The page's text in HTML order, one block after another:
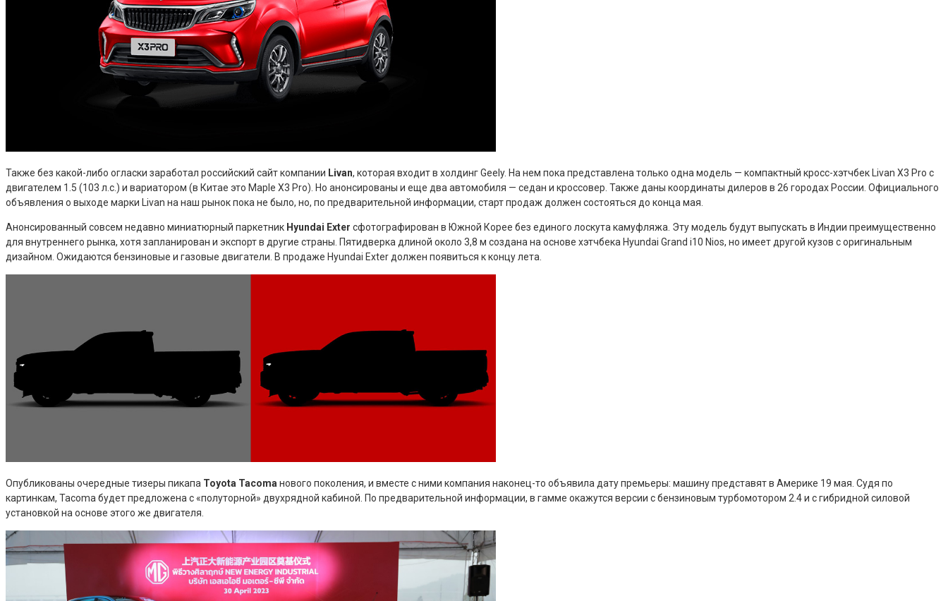
Также без какой-либо огласки заработал российский сайт компании Livan, которая входит в холдинг Geely. На нем пока представлена только одна модель — компактный кросс-хэтчбек Livan X3 Pro с
двигателем 1.5 (103 л.с.) и вариатором (в Китае это Maple X3 Pro). Но анонсированы и еще два автомобиля — седан и кроссовер. Также даны координаты дилеров в 26 городах России. Официального
объявления о выходе марки Livan на наш рынок пока не было, но, по предварительной информации, старт продаж должен состояться до конца мая.
Анонсированный совсем недавно миниатюрный паркетник Hyundai Exter сфотографирован в Южной Корее без единого лоскута камуфляжа. Эту модель будут выпускать в Индии преимущественно
для внутреннего рынка, хотя запланирован и экспорт в другие страны. Пятидверка длиной около 3,8 м создана на основе хэтчбека Hyundai Grand i10 Nios, но имеет другой кузов с оригинальным
дизайном. Ожидаются бензиновые и газовые двигатели. В продаже Hyundai Exter должен появиться к концу лета.
Опубликованы очередные тизеры пикапа Toyota Tacomaнового поколения, и вместе с ними компания наконец-то объявила дату премьеры: машину представят в Америке 19 мая. Судя по
картинкам, Tacoma будет предложена с «полуторной» двухрядной кабиной. По предварительной информации, в гамме окажутся версии с бензиновым турбомотором 2.4 и с гибридной силовой
установкой на основе этого же двигателя.